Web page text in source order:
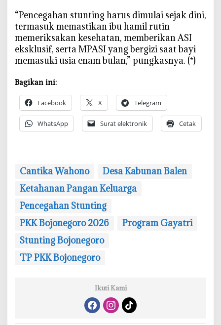
‎“Pencegahan stunting harus dimulai sejak dini,
termasuk memastikan ibu hamil rutin
memeriksakan kesehatan, memberikan ASI
eksklusif, serta MPASI yang bergizi saat bayi
memasuki usia enam bulan,” pungkasnya. (*)
Bagikan ini:
Facebook X Telegram
WhatsApp Surat elektronik Cetak
Cantika Wahono
Desa Kabunan Balen
Ketahanan Pangan Keluarga
Pencegahan Stunting
PKK Bojonegoro 2026
Program Gayatri
Stunting Bojonegoro
TP PKK Bojonegoro
Ikuti Kami